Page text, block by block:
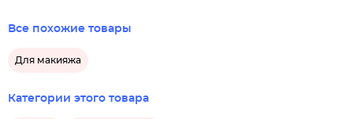
Все похожие товары
Для макияжа
Категории этого товара